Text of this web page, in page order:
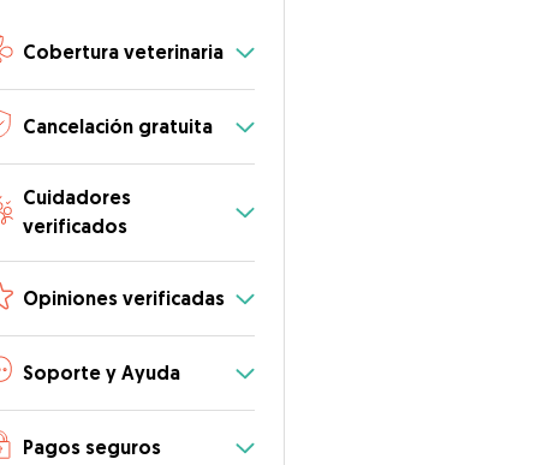
Cobertura veterinaria
Cancelación gratuita
Cuidadores
verificados
Opiniones verificadas
Soporte y Ayuda
Pagos seguros